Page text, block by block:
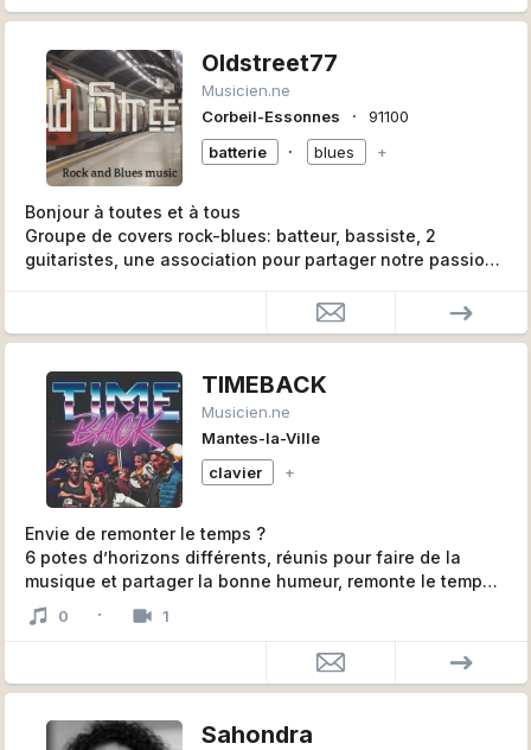
Oldstreet77
Musicien.ne
Corbeil-Essonnes
∙
91100
batterie
∙ blues +
Bonjour à toutes et à tous
Groupe de covers rock-blues: batteur, bassiste, 2
guitaristes, une association pour partager notre passion
blues. (pas de hard, métal) Pink,The Commitments,
Crosby Steel Nash, Gary Moore, Bonamassa et autres
Corbeil Essonnes (91), si intéressé n’hésitez pas à nous
contacter, musicalement.
n'hésitez pas à nous contacter.
A bientôt de vous lire.
TIMEBACK
Musicien.ne
Mantes-la-Ville
clavier
+
Envie de remonter le temps ?
6 potes d’horizons différents, réunis pour faire de la
musique et partager la bonne humeur, remonte le temps
depuis les années 80 avec un répertoire musical varié et
surprenant. Loin des playlists habituelles, Time Back
c’est l’assurance de s’ambiancer sur les chansons cultes
Sors ton blouson en jean délavé et ton tee-shirt
multicolore, on t’emmène avec nous!
0 · 1
Sahondra